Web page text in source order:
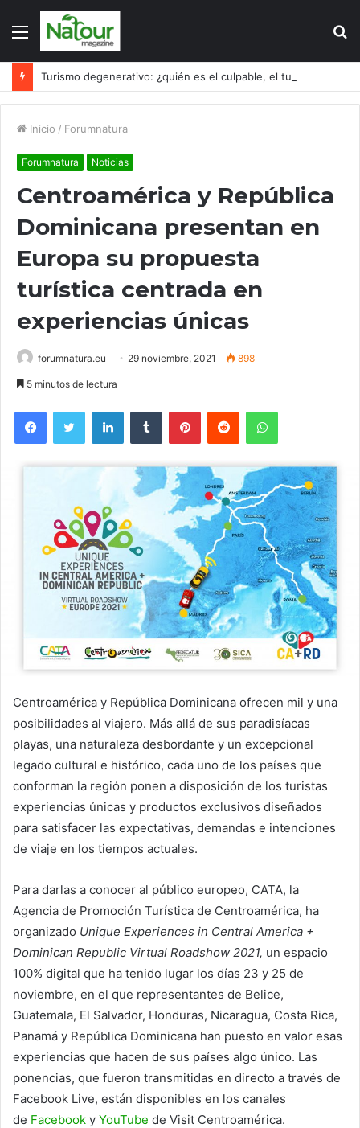
Menú
Inicio / Forumnatura
Forumnatura Noticias
Centroamérica y República
Dominicana presentan en
Europa su propuesta
turística centrada en
experiencias únicas
forumnatura.eu 29 noviembre, 2021 898
5 minutos de lectura
FacebookTwitter LinkedInTumblr PinterestReddit WhatsApp
Centroamérica y República Dominicana ofrecen mil y una
posibilidades al viajero. Más allá de sus paradisíacas
playas, una naturaleza desbordante y un excepcional
legado cultural e histórico, cada uno de los países que
conforman la región ponen a disposición de los turistas
experiencias únicas y productos exclusivos diseñados
para satisfacer las expectativas, demandas e intenciones
de viaje en los tiempos actuales.
Para darlas a conocer al público europeo, CATA, la
Agencia de Promoción Turística de Centroamérica, ha
organizado Unique Experiences in Central America +
Dominican Republic Virtual Roadshow 2021, un espacio
100% digital que ha tenido lugar los días 23 y 25 de
noviembre, en el que representantes de Belice,
Guatemala, El Salvador, Honduras, Nicaragua, Costa Rica,
Panamá y República Dominicana han puesto en valor esas
experiencias que hacen de sus países algo único. Las
ponencias, que fueron transmitidas en directo a través de
Facebook Live, están disponibles en los canales
de Facebook y YouTube de Visit Centroamérica.